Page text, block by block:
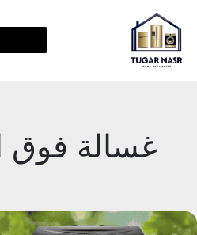
إلى
المحتوى
غسالة فوق
مميزات